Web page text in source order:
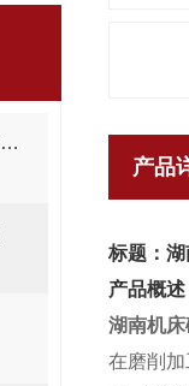
长沙磁性分离器：高效分离金属杂质的理想设备
产品
标题：
产品概述
湖南机
在磨削